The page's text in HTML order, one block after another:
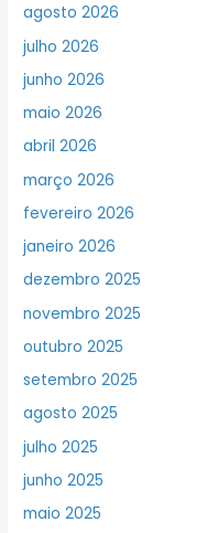
agosto 2026
julho 2026
junho 2026
maio 2026
abril 2026
março 2026
fevereiro 2026
janeiro 2026
dezembro 2025
novembro 2025
outubro 2025
setembro 2025
agosto 2025
julho 2025
junho 2025
maio 2025